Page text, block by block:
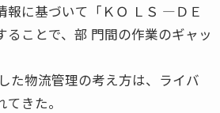
報に基づいて「ＫＯ ＬＳ ―ＤＥ
ることで、部 門間の作業のギャッ
た物流管理の考え方は、ライバ
きた。